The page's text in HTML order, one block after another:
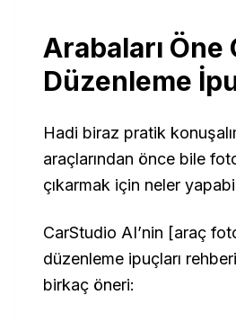
Arabaları Öne
Düzenleme
Hadi biraz pratik
araçlarından önce bile
çıkarmak için neler
CarStudio AI’nin [araç
düzenleme ipuçları
birkaç öneri: